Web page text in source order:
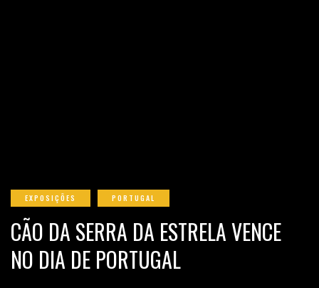
EXPOSIÇÕES PORTUGAL
CÃO DA SERRA DA ESTRELA VENCE
NO DIA DE PORTUGAL